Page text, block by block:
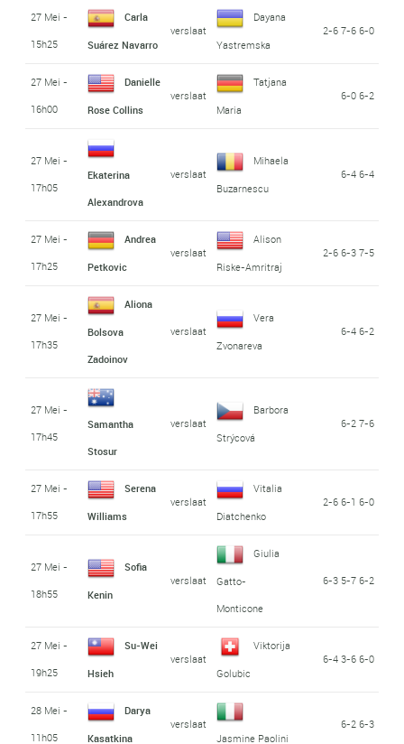
27 Mei -
15h25
Carla
Suárez Navarro
verslaat
Dayana
Yastremska
2-6 7-6 6-0
27 Mei -
16h00
Danielle
Rose Collins
verslaat
Tatjana
Maria
6-0 6-2
27 Mei -
17h05
Ekaterina
Alexandrova
verslaat
Mihaela
Buzarnescu
6-4 6-4
27 Mei -
17h25
Andrea
Petkovic
verslaat
Alison
Riske-Amritraj
2-6 6-3 7-5
27 Mei -
17h35
Aliona
Bolsova
Zadoinov
verslaat
Vera
Zvonareva
6-4 6-2
27 Mei -
17h45
Samantha
Stosur
verslaat
Barbora
Strýcová
6-2 7-6
27 Mei -
17h55
Serena
Williams
verslaat
Vitalia
Diatchenko
2-6 6-1 6-0
27 Mei -
18h55
Sofia
Kenin
verslaat
Giulia
Gatto-
Monticone
6-3 5-7 6-2
27 Mei -
19h25
Su-Wei
Hsieh
verslaat
Viktorija
Golubic
6-4 3-6 6-0
28 Mei -
11h05
Darya
Kasatkina
verslaat
Jasmine Paolini
6-2 6-3